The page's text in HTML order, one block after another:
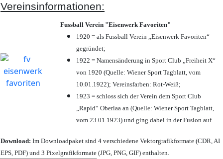
Vereinsinformationen:
Fussball Verein "Eisenwerk Favoriten"
1920 = als Fussball Verein „Eisenwerk Favoriten“
gegründet;
1922 = Namensänderung in Sport Club „Freiheit X“
von 1920 (Quelle: Wiener Sport Tagblatt, vom
10.01.1922); Vereinsfarben: Rot-Weiß;
1923 = schloss sich der Verein dem Sport Club
„Rapid“ Oberlaa an (Quelle: Wiener Sport Tagblatt,
vom 23.01.1923) und ging dabei in der Fusion auf
Download: Im Downloadpaket sind 4 verschiedene Vektorgrafikformate (CDR, AI
EPS, PDF) und 3 Pixelgrafikformate (JPG, PNG, GIF) enthalten.